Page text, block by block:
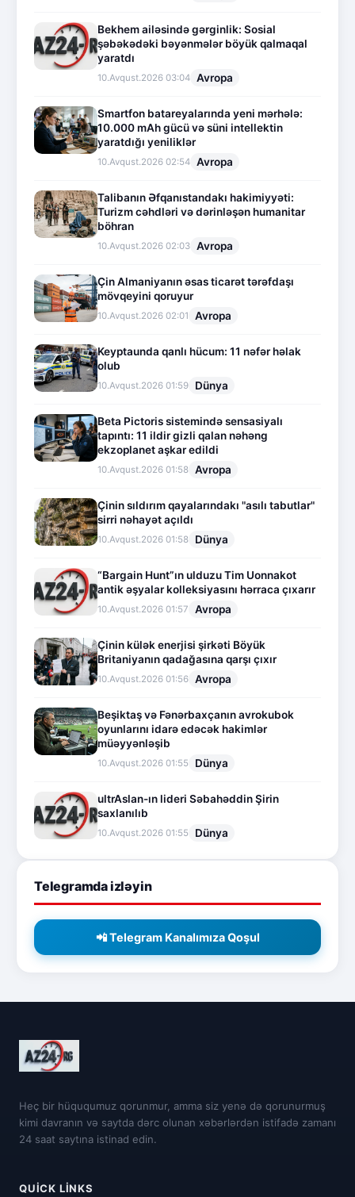
Bekhem ailəsində gərginlik: Sosial
şəbəkədəki bəyənmələr böyük qalmaqal
yaratdı
10.Avqust.2026 03:04 Avropa
Smartfon batareyalarında yeni mərhələ:
10.000 mAh gücü və süni intellektin
yaratdığı yeniliklər
10.Avqust.2026 02:54 Avropa
Talibanın Əfqanıstandakı hakimiyyəti:
Turizm cəhdləri və dərinləşən humanitar
böhran
10.Avqust.2026 02:03 Avropa
Çin Almaniyanın əsas ticarət tərəfdaşı
mövqeyini qoruyur
10.Avqust.2026 02:01 Avropa
Keyptaunda qanlı hücum: 11 nəfər həlak
olub
10.Avqust.2026 01:59 Dünya
Beta Pictoris sistemində sensasiyalı
tapıntı: 11 ildir gizli qalan nəhəng
ekzoplanet aşkar edildi
10.Avqust.2026 01:58 Avropa
Çinin sıldırım qayalarındakı "asılı tabutlar"
sirri nəhayət açıldı
10.Avqust.2026 01:58 Dünya
“Bargain Hunt”ın ulduzu Tim Uonnakot
antik əşyalar kolleksiyasını hərraca çıxarır
10.Avqust.2026 01:57 Avropa
Çinin külək enerjisi şirkəti Böyük
Britaniyanın qadağasına qarşı çıxır
10.Avqust.2026 01:56 Avropa
Beşiktaş və Fənərbaxçanın avrokubok
oyunlarını idarə edəcək hakimlər
müəyyənləşib
10.Avqust.2026 01:55 Dünya
ultrAslan-ın lideri Səbahəddin Şirin
saxlanılıb
10.Avqust.2026 01:55 Dünya
Telegramda izləyin
📲 Telegram Kanalımıza Qoşul
Heç bir hüququmuz qorunmur, amma siz yenə də qorunurmuş
kimi davranın və saytda dərc olunan xəbərlərdən istifadə zamanı
24 saat saytına istinad edin.
QUICK LINKS